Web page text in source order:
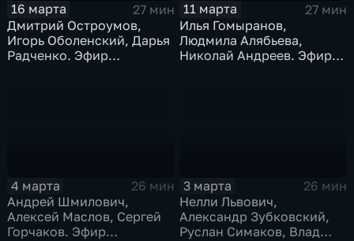
16 марта
27 мин
Дмитрий Остроумов,
Игорь Оболенский, Дарья
Радченко. Эфир
11 марта
27 мин
Илья Гомыранов,
Людмила Алябьева,
Николай Андреев. Эфир
4 марта
26 мин
Андрей Шмилович,
Алексей Маслов, Сергей
Горчаков. Эфир
3 марта
26 мин
Нелли Львович,
Александр Зубковский,
Руслан Симаков, Влад